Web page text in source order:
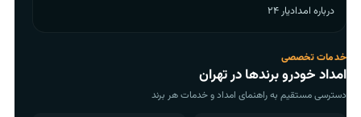
درباره امدادیار ۲۴
خدمات تخصصی
امداد خودرو برندها در تهران
دسترسی مستقیم به راهنمای امداد و خدمات هر برند